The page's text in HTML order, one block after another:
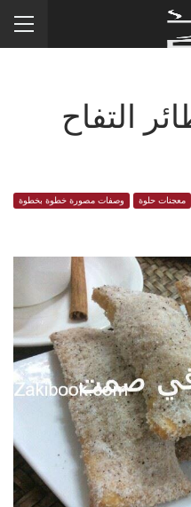
التفاح
معجنات حلوة وصفات مصورة خطوة بخطوة